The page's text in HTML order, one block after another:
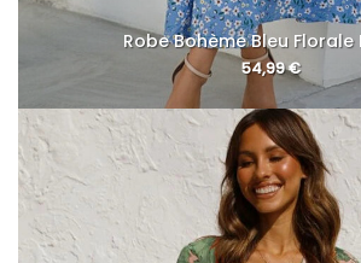
Robe Bohème Bleu Florale
54,99€